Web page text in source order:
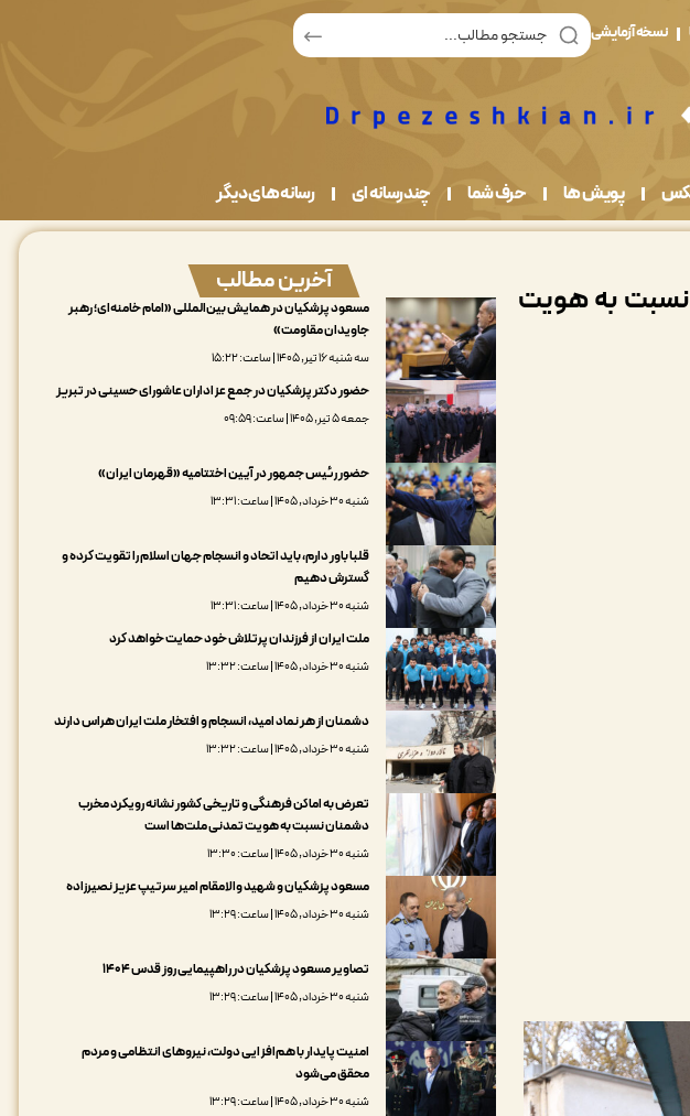
نسخه آزمایشی
پویش ها حرف شما چندرسانه ای رسانه های دیگر
نسبت به هویت آخرین مطالب
مسعود پزشکیان در همایش بین‌المللی «امام خامنه‌ای؛ رهبر
جاویدان مقاومت»
سه شنبه ۱۶ تیر, ۱۴۰۵ | ساعت: ۱۵:۲۲
حضور دکتر پزشکیان در جمع عزاداران عاشورای حسینی در تبریز
جمعه ۵ تیر, ۱۴۰۵ | ساعت: ۰۹:۵۹
حضور رئیس جمهور در آیین اختتامیه «قهرمان ایران»
شنبه ۳۰ خرداد, ۱۴۰۵ | ساعت: ۱۳:۳۱
قلبا باور دارم، باید اتحاد و انسجام جهان اسلام را تقویت کرده و
گسترش دهیم
شنبه ۳۰ خرداد, ۱۴۰۵ | ساعت: ۱۳:۳۱
ملت ایران از فرزندان پرتلاش خود حمایت خواهد کرد
شنبه ۳۰ خرداد, ۱۴۰۵ | ساعت: ۱۳:۳۲
دشمنان از هر نماد امید، انسجام و افتخار ملت ایران هراس دارند
شنبه ۳۰ خرداد, ۱۴۰۵ | ساعت: ۱۳:۳۲
تعرض به اماکن فرهنگی و تاریخی کشور نشانه رویکرد مخرب
دشمنان نسبت به هویت تمدنی ملت‌ها است
شنبه ۳۰ خرداد, ۱۴۰۵ | ساعت: ۱۳:۳۰
مسعود پزشکیان و شهید والامقام امیر سرتیپ عزیز نصیرزاده
شنبه ۳۰ خرداد, ۱۴۰۵ | ساعت: ۱۳:۲۹
تصاویر مسعود پزشکیان در راهپیمایی روز قدس ۱۴۰۴
شنبه ۳۰ خرداد, ۱۴۰۵ | ساعت: ۱۳:۲۹
امنیت پایدار با هم‌افزایی دولت، نیروهای انتظامی و مردم
محقق می‌شود
شنبه ۳۰ خرداد, ۱۴۰۵ | ساعت: ۱۳:۲۹